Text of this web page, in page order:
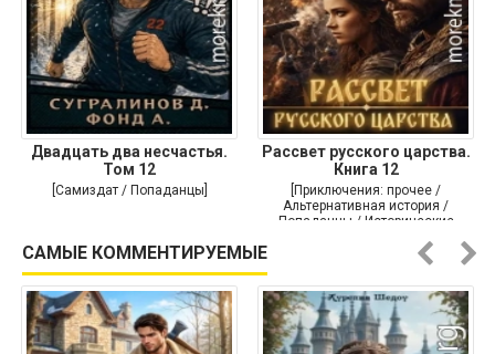
Двадцать два несчастья.
Том 12
[Самиздат / Попаданцы]
Рассвет русского царства.
Книга 12
[Приключения: прочее /
Альтернативная история /
Попаданцы / Исторические
САМЫЕ КОММЕНТИРУЕМЫЕ